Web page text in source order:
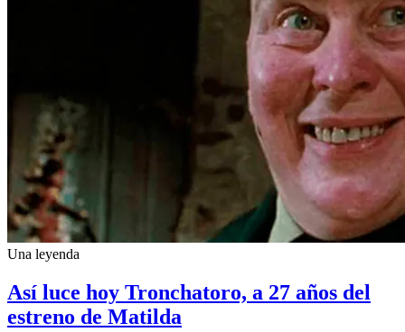
Una leyenda
Así luce hoy Tronchatoro, a 27 años del
estreno de Matilda